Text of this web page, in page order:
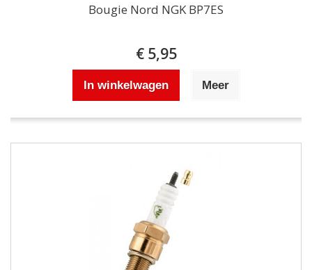
Bougie Nord NGK BP7ES
€ 5,95
In winkelwagen Meer